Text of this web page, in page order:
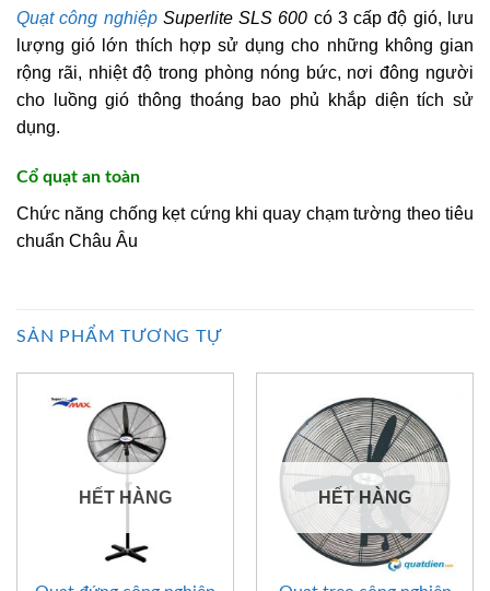
Quạt công nghiệpSuperlite SLS 600 có 3 cấp độ gió, lưu
lượng gió lớn thích hợp sử dụng cho những không gian
rộng rãi, nhiệt độ trong phòng nóng bức, nơi đông người
cho luồng gió thông thoáng bao phủ khắp diện tích sử
dụng.
Cổ quạt an toàn
Chức năng chống kẹt cứng khi quay chạm tường theo tiêu
chuẩn Châu Âu
SẢN PHẨM TƯƠNG TỰ
HẾT HÀNG HẾT HÀNG